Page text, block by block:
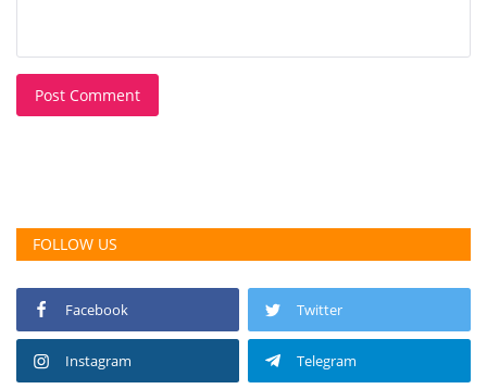
Post Comment
FOLLOW US
Facebook Twitter
Instagram Telegram